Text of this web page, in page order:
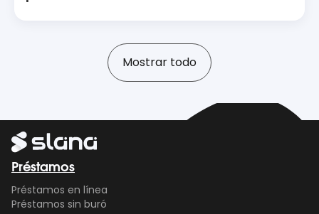
puedes solicitar una extensión de tu plazo
original, sujeto a aprobación, pagando los
intereses acumulados y una comisión del 2%. El
Mostrar todo
Préstamos
Préstamos en línea
Préstamos sin buró